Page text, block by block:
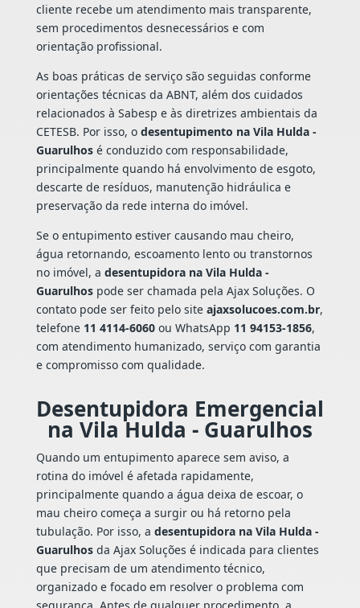
cliente recebe um atendimento mais transparente,
sem procedimentos desnecessários e com
orientação profissional.
As boas práticas de serviço são seguidas conforme
orientações técnicas da ABNT, além dos cuidados
relacionados à Sabesp e às diretrizes ambientais da
CETESB. Por isso, o desentupimento na Vila Hulda -
Guarulhosé conduzido com responsabilidade,
principalmente quando há envolvimento de esgoto,
descarte de resíduos, manutenção hidráulica e
preservação da rede interna do imóvel.
Se o entupimento estiver causando mau cheiro,
água retornando, escoamento lento ou transtornos
no imóvel, a desentupidora na Vila Hulda -
Guarulhospode ser chamada pela Ajax Soluções. O
contato pode ser feito pelo site ajaxsolucoes.com.br,
telefone 11 4114-6060ou WhatsApp 11 94153-1856,
com atendimento humanizado, serviço com garantia
e compromisso com qualidade.
Desentupidora Emergencial
na Vila Hulda - Guarulhos
Quando um entupimento aparece sem aviso, a
rotina do imóvel é afetada rapidamente,
principalmente quando a água deixa de escoar, o
mau cheiro começa a surgir ou há retorno pela
tubulação. Por isso, a desentupidora na Vila Hulda -
Guarulhosda Ajax Soluções é indicada para clientes
que precisam de um atendimento técnico,
organizado e focado em resolver o problema com
segurança. Antes de qualquer procedimento, a